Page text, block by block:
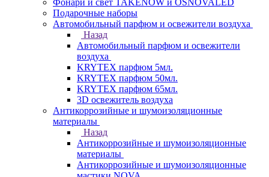
Фонари и свет TAKENOW и OSNOVALED
Подарочные наборы
Автомобильный парфюм и освежители воздуха
Назад
Автомобильный парфюм и освежители
воздуха
KRYTEX парфюм 5мл.
KRYTEX парфюм 50мл.
KRYTEX парфюм 65мл.
3D освежитель воздуха
Антикоррозийные и шумоизоляционные
материалы
Назад
Антикоррозийные и шумоизоляционные
материалы
Антикоррозийные и шумоизоляционные